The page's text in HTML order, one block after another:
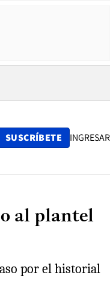
SUSCRÍBETE INGRESAR
al plantel
por el historial